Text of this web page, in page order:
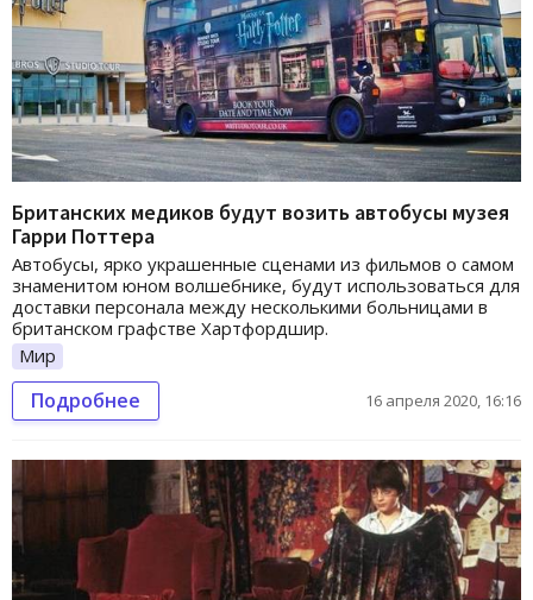
Британских медиков будут возить автобусы музея
Гарри Поттера
Автобусы, ярко украшенные сценами из фильмов о самом
знаменитом юном волшебнике, будут использоваться для
доставки персонала между несколькими больницами в
британском графстве Хартфордшир.
Мир
Подробнее 16 апреля 2020, 16:16